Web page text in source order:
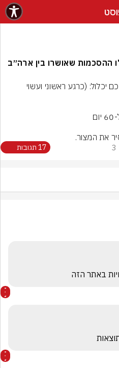
ההסכמות שאושרו בין ארה״ב
את המצור.
3 17 תגובות
באתר הזה